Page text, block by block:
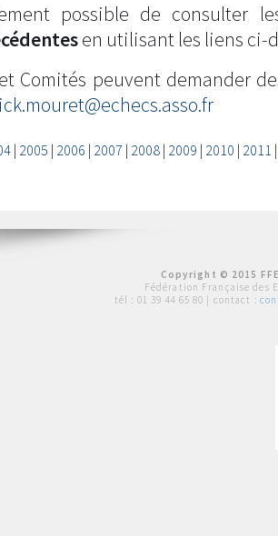
possible de consulter
en utilisant les liens ci-
Comités peuvent demander
| 2005 | 2006 | 2007 | 2008| 2009 | 2010 | 2011
Copyright © 2015
Fédération Française des
tél : 01 39 44 65 80 | contact :